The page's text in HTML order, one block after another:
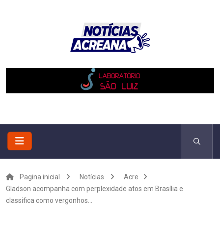
Pagina inicial Notícias
Acre
Gladson acompanha com perplexidade atos em Brasília e
classifica como vergonhos...